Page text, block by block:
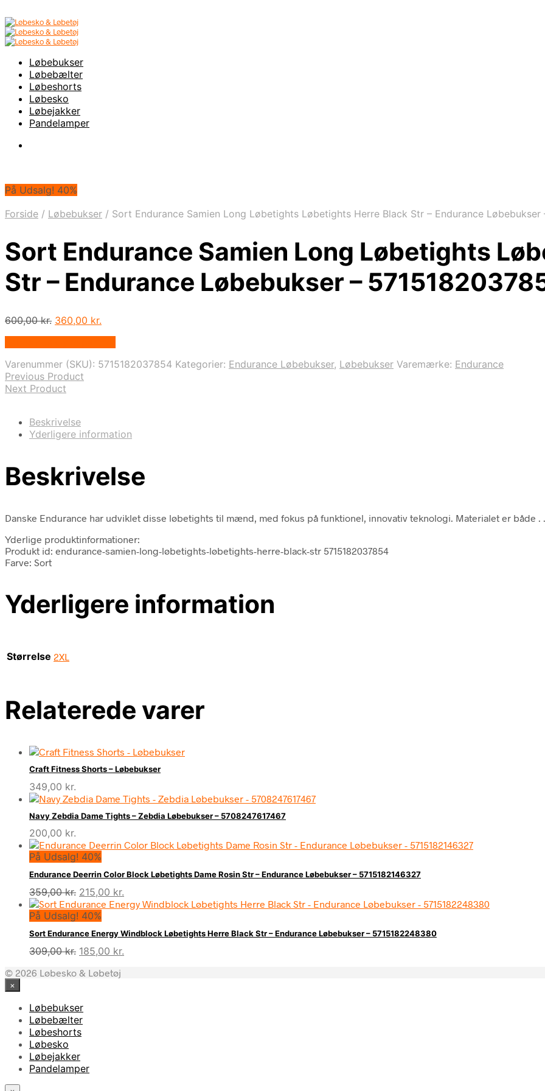
Løbebukser
Løbebælter
Løbeshorts
Løbesko
Løbejakker
Pandelamper
På Udsalg! 40%
Forside / Løbebukser / Sort Endurance Samien Long Løbetights Løbetights Herre Black Str – Endurance Løbebukser
Sort Endurance Samien Long Løbetights
Str – Endurance Løbebukser –
600,00kr. Den
600,00 kr..
360,00 kr.
360,00 kr..
Varenummer (SKU): 5715182037854 Kategorier: Endurance Løbebukser, Løbebukser Varemærke: Endurance
Previous Product
Next Product
Beskrivelse
Yderligere information
Beskrivelse
Danske Endurance har udviklet disse løbetights til mænd, med fokus på funktionel, innovativ teknologi. Materialet er både . . .
Yderlige produktinformationer:
Produkt id: endurance-samien-long-løbetights-løbetights-herre-black-str 5715182037854
Farve: Sort
Yderligere information
Størrelse 2XL
Relaterede varer
Craft Fitness Shorts – Løbebukser
349,00 kr.
Navy Zebdia Dame Tights – Zebdia Løbebukser – 5708247617467
200,00 kr.
På Udsalg! 40%
Endurance Deerrin Color Block Løbetights Dame Rosin Str – Endurance Løbebukser – 5715182146327
359,00kr. Den
oprindelige
pris
var:
359,00 kr..
215,00 kr.
aktuelle
er:
215,00 kr..
På Udsalg! 40%
Sort Endurance Energy Windblock Løbetights Herre Black Str – Endurance Løbebukser – 5715182248380
309,00kr. Den
pris
185,00 kr.
© 2026 Løbesko & Løbetøj
×
Løbebukser
Løbebælter
Løbeshorts
Løbesko
Løbejakker
Pandelamper